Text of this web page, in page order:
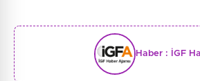
Haber : İGF